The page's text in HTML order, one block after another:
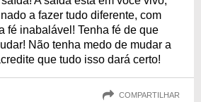
a fazer tudo diferente, com
fé inabalável! Tenha fé de que
Não tenha medo de mudar a
que tudo isso dará certo!
COMPARTILHAR